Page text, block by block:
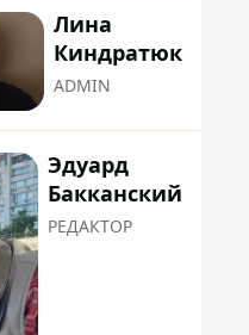
Лина
Киндратюк
ADMIN
Эдуард
Бакканский
РЕДАКТОР